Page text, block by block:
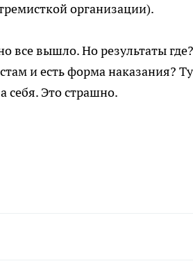
организации).
все вышло. Но результаты
и есть форма наказания?
себя. Это страшно.